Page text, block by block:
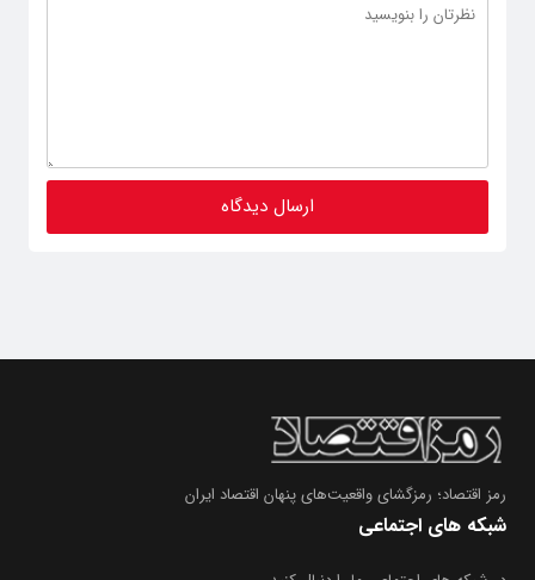
رمز اقتصاد؛ رمزگشای واقعیت‌های پنهان اقتصاد ایران
شبکه های اجتماعی